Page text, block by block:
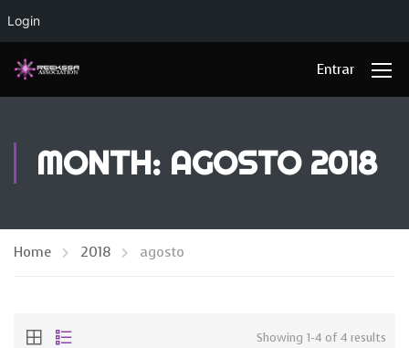
Login
Entrar
MONTH: AGOSTO 2018
Home 2018 agosto
Showing 1-4 of 4 results